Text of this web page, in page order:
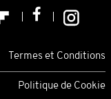
Termes et Conditions
Politique de Cookie